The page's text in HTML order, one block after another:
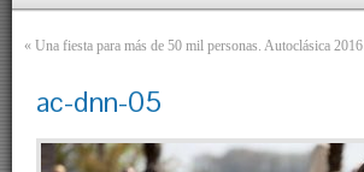
« Una fiesta para más de 50 mil personas. Autoclásica 2016
ac-dnn-05